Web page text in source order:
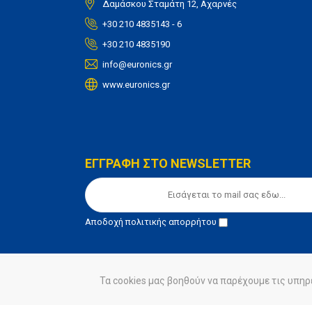
Δαμάσκου Σταμάτη 12, Αχαρνές
+30 210 4835143 - 6
+30 210 4835190
info@euronics.gr
www.euronics.gr
ΕΓΓΡΑΦΗ ΣΤΟ NEWSLETTER
Αποδοχήπολιτικής απορρήτου
© euronics 2020 Όροι Χρήσης Πολιτική
Τα cookies μας βοηθούν να παρέχουμε τις